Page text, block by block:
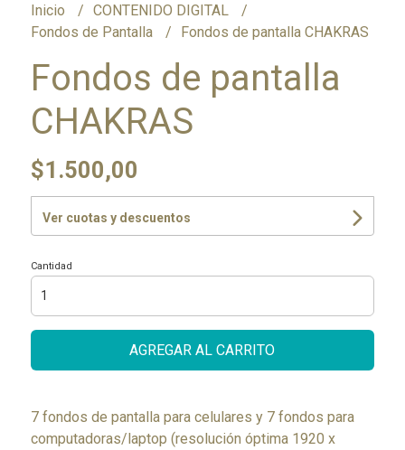
Inicio
CONTENIDO DIGITAL
Fondos de Pantalla
Fondos de pantalla CHAKRAS
Fondos de pantalla
CHAKRAS
$1.500,00
Ver cuotas y descuentos
Cantidad
AGREGAR AL CARRITO
7 fondos de pantalla para celulares y 7 fondos para
computadoras/laptop (resolución óptima 1920 x